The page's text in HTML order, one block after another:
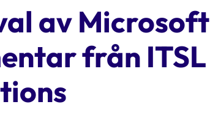
av Microsoft
från ITSL